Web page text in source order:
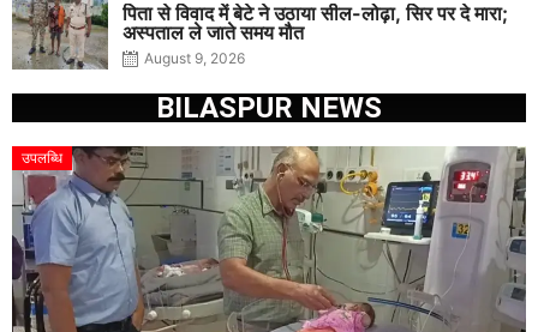
पिता से विवाद में बेटे ने उठाया सील-लोढ़ा, सिर पर दे मारा;
अस्पताल ले जाते समय मौत
August 9, 2026
BILASPUR NEWS
उपलब्धि